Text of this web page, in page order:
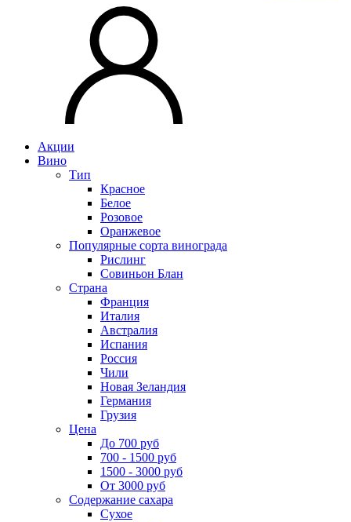
Акции
Вино
Тип
Красное
Белое
Розовое
Оранжевое
Популярные сорта винограда
Рислинг
Совиньон Блан
Страна
Франция
Италия
Австралия
Испания
Россия
Чили
Новая Зеландия
Германия
Грузия
Цена
До 700 руб
700 - 1500 руб
1500 - 3000 руб
От 3000 руб
Содержание сахара
Сухое